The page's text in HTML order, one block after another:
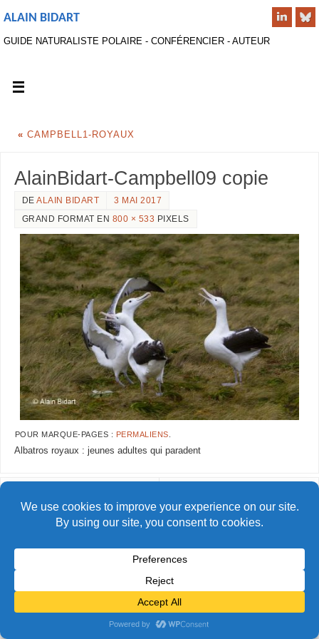
ALAIN BIDART
GUIDE NATURALISTE POLAIRE - CONFÉRENCIER - AUTEUR
« CAMPBELL1-ROYAUX
AlainBidart-Campbell09 copie
DEALAIN BIDART
3 MAI 2017
GRAND FORMAT EN 800 × 533 PIXELS
POUR MARQUE-PAGES : PERMALIENS
Albatros royaux : jeunes adultes qui paradent
© Alain Bidart (2026) - Tous droits réservés
FIÈREMENT PROPULSÉ PARPARABOLA